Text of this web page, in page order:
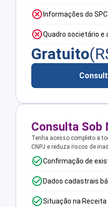
Informações do SPC
Quadro societário e
Gratuito
Consulta Sob
Tenha acesso completo a
CNPJ e reduza riscos de
Confirmação de
Dados cadastrais
Situação na Receita